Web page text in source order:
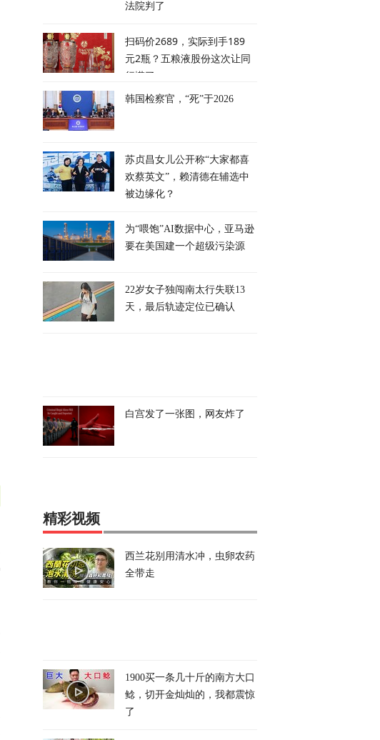
法院判了
扫码价2689，实际到手189
元2瓶？五粮液股份这次让同
行慌了
韩国检察官，“死”于2026
苏贞昌女儿公开称“大家都喜
欢蔡英文”，赖清德在辅选中
被边缘化？
为“喂饱”AI数据中心，亚马逊
要在美国建一个超级污染源
22岁女子独闯南太行失联13
天，最后轨迹定位已确认
白宫发了一张图，网友炸了
精彩视频
西兰花别用清水冲，虫卵农药
全带走
1900买一条几十斤的南方大口
鲶，切开金灿灿的，我都震惊
了